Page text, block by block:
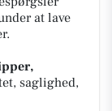
at lave
saglighed,